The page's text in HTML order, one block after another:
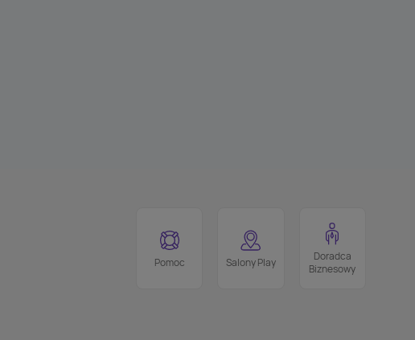
Pomoc Salony Play
Doradca
Biznesowy